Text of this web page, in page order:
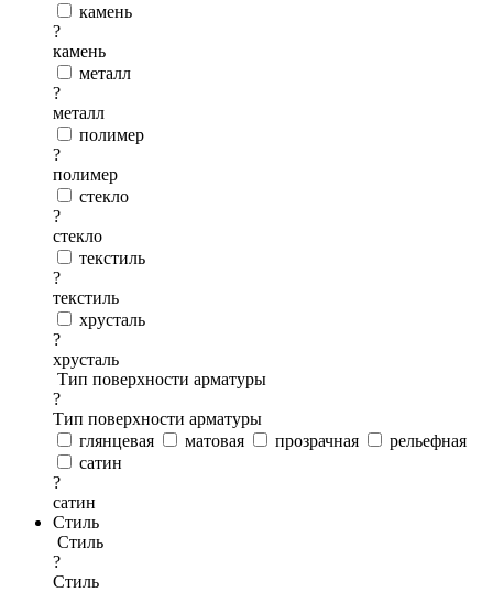
камень
?
камень
металл
?
металл
полимер
?
полимер
стекло
?
стекло
текстиль
?
текстиль
хрусталь
?
хрусталь
Тип поверхности арматуры
?
Тип поверхности арматуры
глянцевая
матовая прозрачная
рельефная
сатин
?
сатин
Стиль
Стиль
?
Стиль